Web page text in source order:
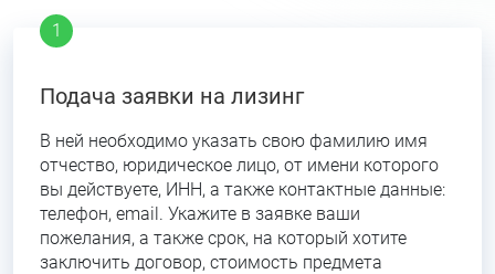
Подача заявки на лизинг
В ней необходимо указать свою фамилию имя
отчество, юридическое лицо, от имени которого
вы действуете, ИНН, а также контактные данные:
телефон, email. Укажите в заявке ваши
пожелания, а также срок, на который хотите
заключить договор, стоимость предмета